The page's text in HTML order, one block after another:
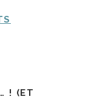
! (ET